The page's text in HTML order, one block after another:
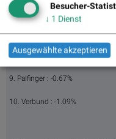
6. VIG : -0.08%
7. Porr : -0.51%
8. Andritz : -0.55%
9. Palfinger : -0.67%
10. Verbund : -1.09%
Besucher-
↓ 1 Dienst
Ausgewählte akzeptieren